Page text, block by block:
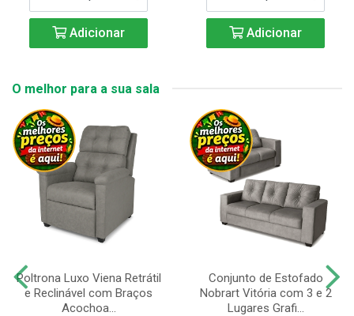
Adicionar Adicionar
O melhor para a sua sala
Poltrona Luxo Viena Retrátil
e Reclinável com Braços
Acochoa...
Conjunto de Estofado
Nobrart Vitória com 3 e 2
Lugares Grafi...